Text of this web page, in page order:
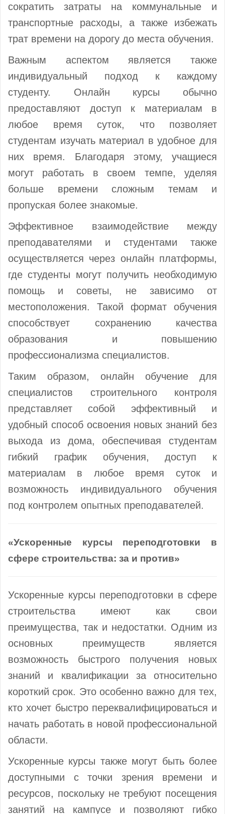
сократить затраты на коммунальные и
транспортные расходы, а также избежать
трат времени на дорогу до места обучения.
Важным аспектом является также
индивидуальный подход к каждому
студенту. Онлайн курсы обычно
предоставляют доступ к материалам в
любое время суток, что позволяет
студентам изучать материал в удобное для
них время. Благодаря этому, учащиеся
могут работать в своем темпе, уделяя
больше времени сложным темам и
пропуская более знакомые.
Эффективное взаимодействие между
преподавателями и студентами также
осуществляется через онлайн платформы,
где студенты могут получить необходимую
помощь и советы, не зависимо от
местоположения. Такой формат обучения
способствует сохранению качества
образования и повышению
профессионализма специалистов.
Таким образом, онлайн обучение для
специалистов строительного контроля
представляет собой эффективный и
удобный способ освоения новых знаний без
выхода из дома, обеспечивая студентам
гибкий график обучения, доступ к
материалам в любое время суток и
возможность индивидуального обучения
под контролем опытных преподавателей.
«Ускоренные курсы переподготовки в
сфере строительства: за и против»
Ускоренные курсы переподготовки в сфере
строительства имеют как свои
преимущества, так и недостатки. Одним из
основных преимуществ является
возможность быстрого получения новых
знаний и квалификации за относительно
короткий срок. Это особенно важно для тех,
кто хочет быстро переквалифицироваться и
начать работать в новой профессиональной
области.
Ускоренные курсы также могут быть более
доступными с точки зрения времени и
ресурсов, поскольку не требуют посещения
занятий на кампусе и позволяют гибко